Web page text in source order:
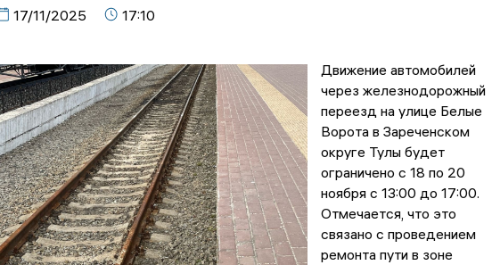
17/11/2025 17:10
Движение автомобилей
через железнодорожный
переезд на улице Белые
Ворота в Зареченском
округе Тулы будет
ограничено с 18 по 20
ноября с 13:00 до 17:00.
Отмечается, что это
связано с проведением
ремонта пути в зоне